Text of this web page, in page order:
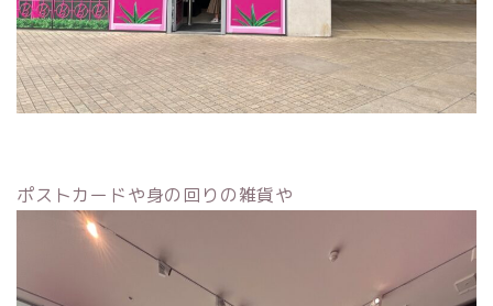
ポストカードや身の回りの雑貨や